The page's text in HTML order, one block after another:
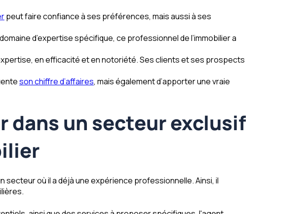
peut faire confiance à ses préférences, mais aussi à ses
d’expertise spécifique, ce professionnel de l’immobilier a
en efficacité et en notoriété. Ses clients et ses prospects
son chiffre d’affaires, mais également d’apporter une vraie
dans un secteur exclusif
où il a déjà une expérience professionnelle. Ainsi, il